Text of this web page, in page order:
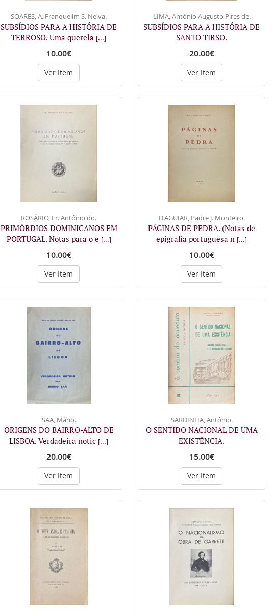
SOARES, A. Franquelim S. Neiva.
SUBSÍDIOS PARA A HISTÓRIA DE
TERROSO. Uma querela [...]
10.00€
Ver Item
LIMA, António Augusto Pires de.
SUBSÍDIOS PARA A HISTÓRIA DE
SANTO TIRSO.
20.00€
Ver Item
ROSÁRIO, Fr. António do.
PRIMÓRDIOS DOMINICANOS EM
PORTUGAL. Notas para o e [...]
10.00€
Ver Item
D'AGUIAR, Padre J. Monteiro.
PÁGINAS DE PEDRA. (Notas de
epigrafia portuguesa n [...]
10.00€
Ver Item
SAA, Mário.
ORIGENS DO BAIRRO-ALTO DE
LISBOA. Verdadeira notic [...]
20.00€
Ver Item
SARDINHA, António.
O SENTIDO NACIONAL DE UMA
EXISTÊNCIA.
15.00€
Ver Item